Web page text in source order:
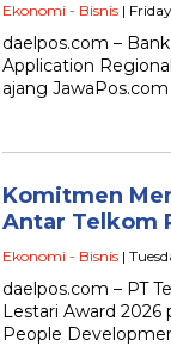
Ekonomi - Bisnis |
daelpos.com –
Application
ajang
Komitmen
Antar Telkom
Ekonomi - Bisnis |
daelpos.com – PT
Lestari Award
People